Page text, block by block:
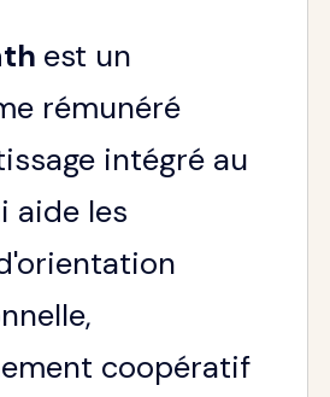
est un
rémunéré
intégré au
aide les
coopératif